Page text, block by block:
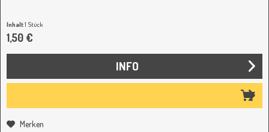
Inhalt1 Stück
1,50 €
INFO
Merken